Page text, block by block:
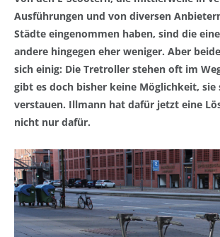
Ausführungen und von diversen
Städte eingenommen haben, sind die
andere hingegen eher weniger. Aber
sich einig: Die Tretroller stehen oft im
gibt es doch bisher keine Möglichkeit, sie
verstauen. Illmann hat dafür jetzt eine
nicht nur dafür.